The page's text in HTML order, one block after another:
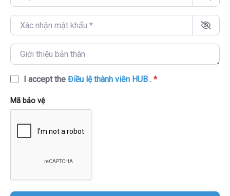
Xác nhận mật khẩu *
Giới thiệu bản thân
I accept the Điều lệ thành viên HUB . *
Mã bảo vệ